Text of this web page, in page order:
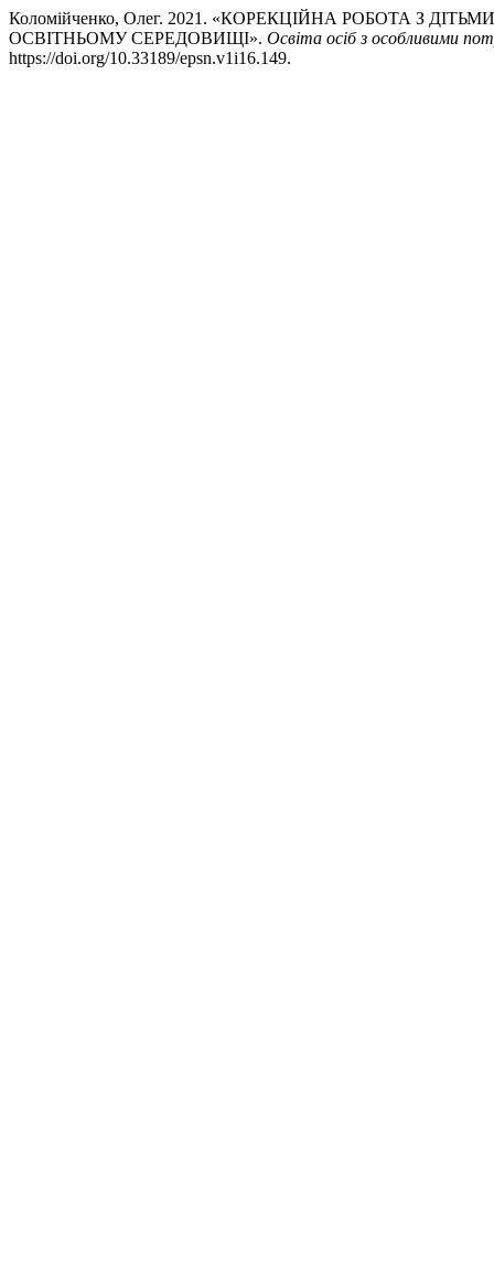
Коломійченко, Олег. 2021. «КОРЕКЦІЙНА РОБОТА З
ОСВІТНЬОМУ СЕРЕДОВИЩІ». Освіта осіб з особливими
https://doi.org/10.33189/epsn.v1i16.149.